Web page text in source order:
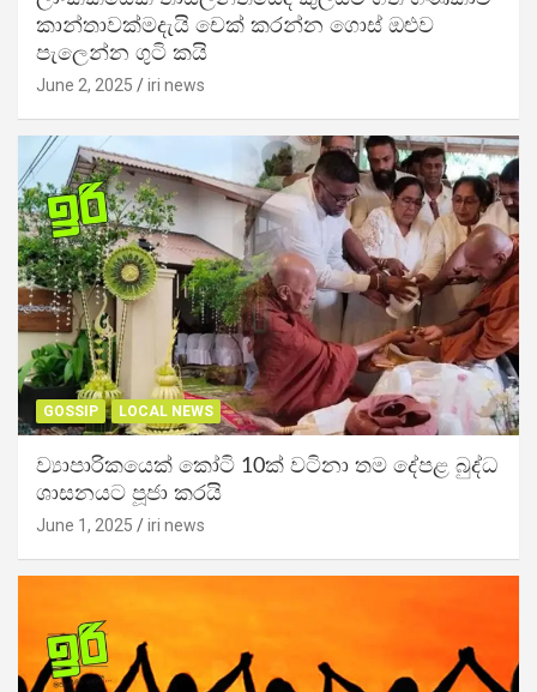
කාන්තාවක්මදැයි චෙක් කරන්න ගොස් ඔළුව
පැලෙන්න ගුටි කයි
June 2, 2025 iri news
GOSSIP LOCAL NEWS
ව්‍යාපාරිකයෙක් කෝටි 10ක් වටිනා තම දේපළ බුද්ධ
ශාසනයට පූජා කරයි
June 1, 2025 iri news